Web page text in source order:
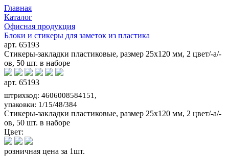
Главная
Каталог
Офисная продукция
Блоки и стикеры для заметок из пластика
арт. 65193
Стикеры-закладки пластиковые, размер 25х120 мм, 2 цвет/-а/-
ов, 50 шт. в наборе
арт. 65193
штрихкод: 4606008584151,
упаковки: 1/15/48/384
Стикеры-закладки пластиковые, размер 25х120 мм, 2 цвет/-а/-
ов, 50 шт. в наборе
Цвет:
розничная цена за 1шт.